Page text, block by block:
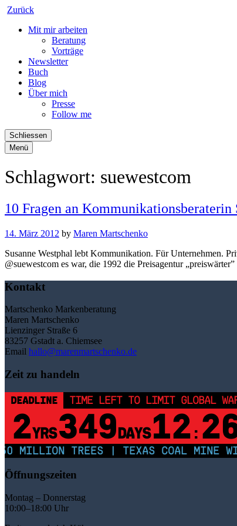
Zurück
Mit mir arbeiten
Beratung
Vorträge
Newsletter
Buch
Blog
Über mich
Presse
Follow me
Schliessen
Menü
Schlagwort: suewestcom
10 Fragen an Kommunikationsberaterin
14. März 2012 by Maren Martschenko
Susanne Westphal lebt Kommunikation. Für Unternehmen.
@suewestcom es war, die 1992 die Prei­sagen­tur
Kontakt
Martschenko Markenberatung
Maren Martschenko
Lienzinger Straße 6
83257 Gstadt a. Chiemsee
Email hallo@marenmartschenko.de
Zeit zu handeln
DEADLINE TIME LEFT TO LIMIT GLOBAL
2YRS349DAYS 12 :
MILLION TREES | TEXAS COAL MINE
Öffnungszeiten
Montag – Donnerstag
10:00–18:00 Uhr